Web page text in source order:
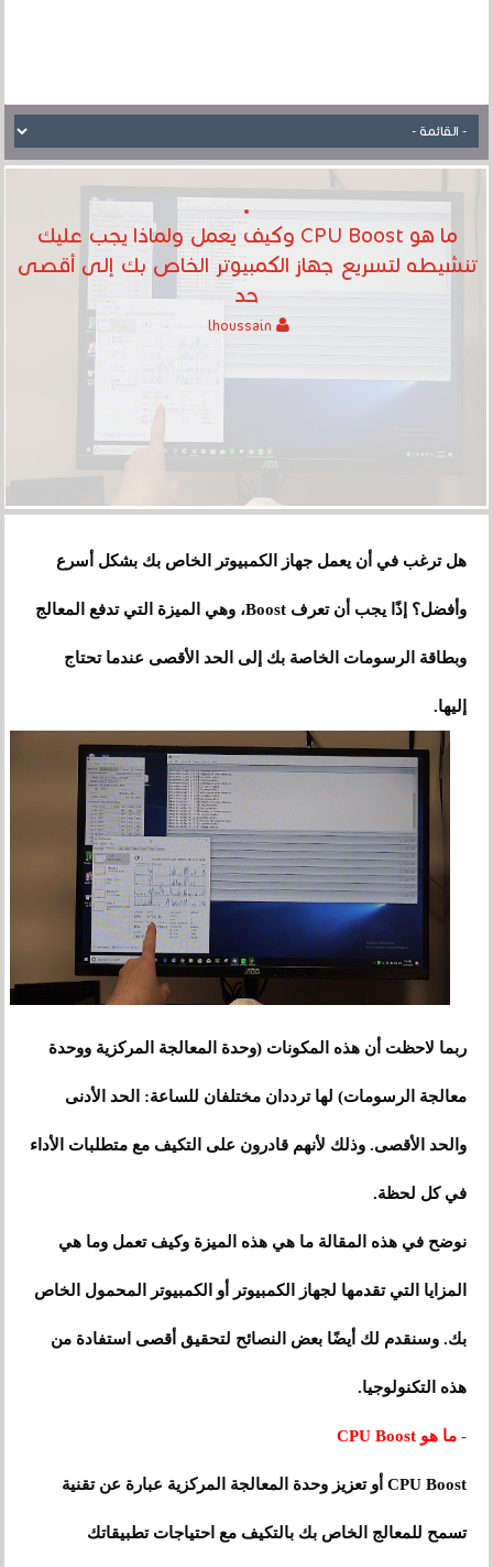
ما هو CPU Boost وكيف يعمل ولماذا يجب عليك
تنشيطه لتسريع جهاز الكمبيوتر الخاص بك إلى أقصى
حد
هل ترغب في أن يعمل جهاز الكمبيوتر الخاص بك بشكل أسرع
وأفضل؟ إذًا يجب أن تعرف Boost، وهي الميزة التي تدفع المعالج
وبطاقة الرسومات الخاصة بك إلى الحد الأقصى عندما تحتاج
إليها.
ربما لاحظت أن هذه المكونات (وحدة المعالجة المركزية ووحدة
معالجة الرسومات) لها ترددان مختلفان للساعة: الحد الأدنى
والحد الأقصى. وذلك لأنهم قادرون على التكيف مع متطلبات الأداء
في كل لحظة.
نوضح في هذه المقالة ما هي هذه الميزة وكيف تعمل وما هي
المزايا التي تقدمها لجهاز الكمبيوتر أو الكمبيوتر المحمول الخاص
بك. وسنقدم لك أيضًا بعض النصائح لتحقيق أقصى استفادة من
هذه التكنولوجيا.
- ما هو CPU Boost
CPU Boost أو تعزيز وحدة المعالجة المركزية عبارة عن تقنية
تسمح للمعالج الخاص بك بالتكيف مع احتياجات تطبيقاتك